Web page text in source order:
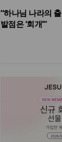
“하나님 나라의 출
발점은 ‘회개’”